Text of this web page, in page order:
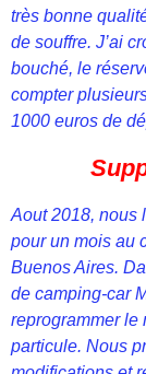
très bonne
de souffre. J’ai
bouché, le
compter
1000 euros de
Aout 2018, nous
pour un mois au
Buenos Aires.
de camping-car
reprogrammer le
particule. Nous